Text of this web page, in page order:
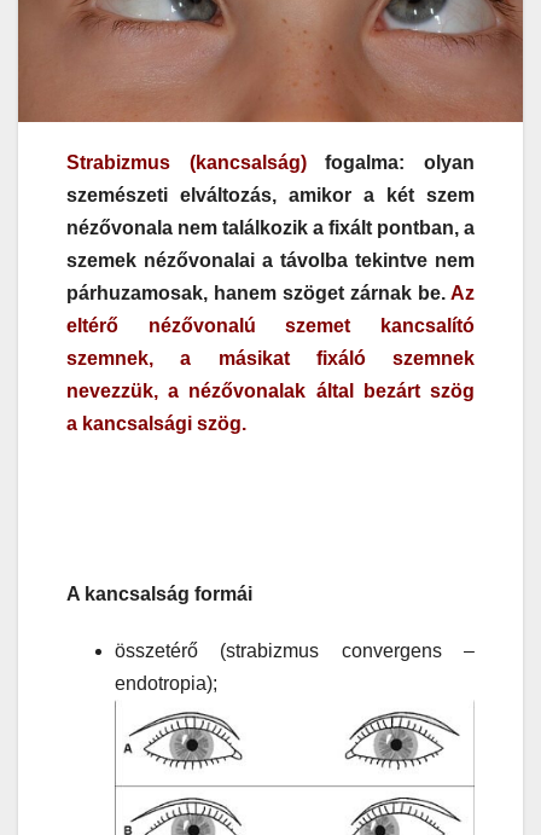
Strabizmus (kancsalság)fogalma: olyan
szemészeti elváltozás, amikor a két szem
nézővonala nem találkozik a fixált pontban, a
szemek nézővonalai a távolba tekintve nem
párhuzamosak, hanem szöget zárnak be. Az
eltérő nézővonalú szemet kancsalító
szemnek, a másikat fixáló szemnek
nevezzük, a nézővonalak által bezárt szög
a kancsalsági szög.
A kancsalság formái
összetérő (strabizmus convergens –
endotropia);